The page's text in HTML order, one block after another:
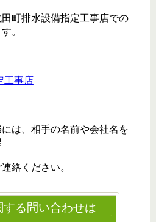
町排水設備指定工事店での
。
工事店
は、相手の名前や会社名を
絡ください。
する問い合わせは